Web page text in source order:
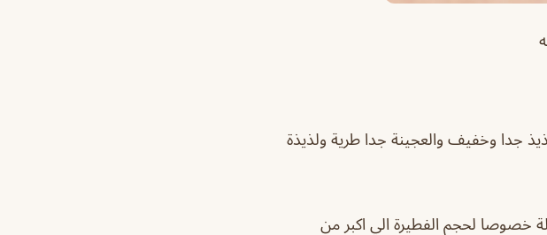
جدا وخفيف والعجينة جدا طرية ولذيذة
خصوصا لحجم الفطيرة الي اكبر من